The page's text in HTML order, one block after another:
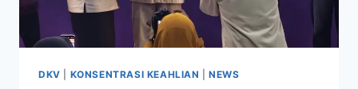
DKV KONSENTRASI KEAHLIAN |NEWS